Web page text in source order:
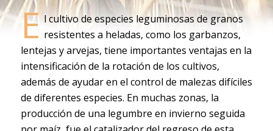
E l cultivo de especies leguminosas de granos
resistentes a heladas, como los garbanzos,
lentejas y arvejas, tiene importantes ventajas en la
intensificación de la rotación de los cultivos,
además de ayudar en el control de malezas difíciles
de diferentes especies. En muchas zonas, la
producción de una legumbre en invierno seguida